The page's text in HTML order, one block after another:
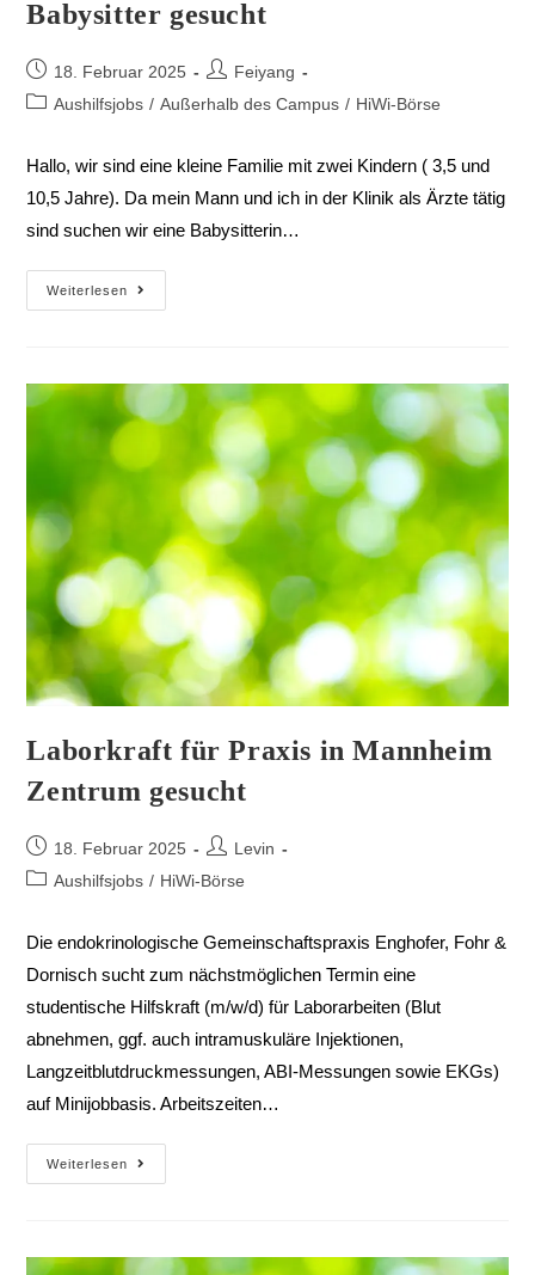
Babysitter gesucht
18. Februar 2025
Feiyang
Aushilfsjobs / Außerhalb des Campus / HiWi-Börse
Hallo, wir sind eine kleine Familie mit zwei Kindern ( 3,5 und
10,5 Jahre). Da mein Mann und ich in der Klinik als Ärzte tätig
sind suchen wir eine Babysitterin…
Weiterlesen
Laborkraft für Praxis in Mannheim
Zentrum gesucht
18. Februar 2025
Levin
Aushilfsjobs / HiWi-Börse
Die endokrinologische Gemeinschaftspraxis Enghofer, Fohr &
Dornisch sucht zum nächstmöglichen Termin eine
studentische Hilfskraft (m/w/d) für Laborarbeiten (Blut
abnehmen, ggf. auch intramuskuläre Injektionen,
Langzeitblutdruckmessungen, ABI-Messungen sowie EKGs)
auf Minijobbasis. Arbeitszeiten…
Weiterlesen